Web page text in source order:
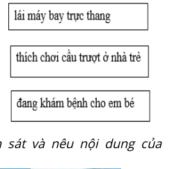
sát và nêu nội dung của